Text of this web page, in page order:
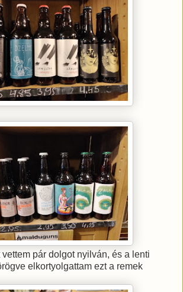
vettem pár dolgot nyilván, és a lenti
elkortyolgattam ezt a remek